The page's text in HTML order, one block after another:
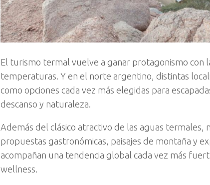
El turismo termal vuelve a ganar protagonismo con
temperaturas. Y en el norte argentino, distintas
como opciones cada vez más elegidas para
descanso y naturaleza.
Además del clásico atractivo de las aguas termales,
propuestas gastronómicas, paisajes de montaña y
acompañan una tendencia global cada vez más
wellness.